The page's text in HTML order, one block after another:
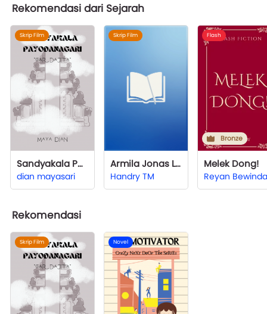
Rekomendasi dari Sejarah
Skrip Film
Sandyakala Payodanagari "Gardajita"
dian mayasari
Skrip Film
Armila Jonas Lobato~Sebuah Catatan
Handry TM
Flash
Bronze
Melek Dong!
Reyan Bewinda
Rekomendasi
Skrip Film Novel